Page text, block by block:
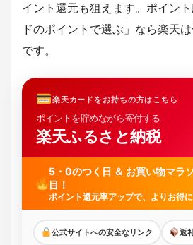
イント還元も狙えます。ポイン
ドのポイントで選ぶ」なら楽天
です。
楽天カードをお持ちの方はこちら
ポイントを貯めながら寄付する
楽天ふるさと納税
5・0のつく日 ＆ お買い物マラ
目！
ポイント還元率アップで、よりお得
公式サイトへの安全なリンク 返